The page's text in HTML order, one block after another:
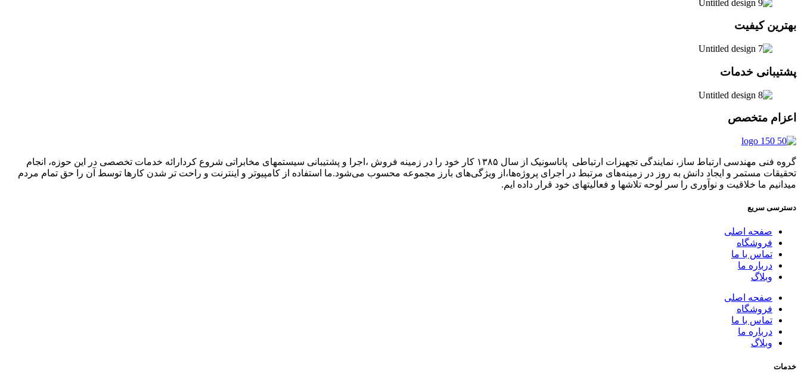
بهترین کیفیت
پشتیبانی خدمات
اعزام متخصص
گروه فنی مهندسی ارتباط ساز، نمایندگی تجهیزات ارتباطی پاناسونیک از سال ۱۳۸۵ کار خود را در زمینه فروش ،اجرا و پشتیبانی سیستمهای مخابراتی شروع کردارائه خدمات تخصصی در این حوزه، انجام
تحقیقات مستمر و ایجاد دانش به‌ روز در زمینه‌های مرتبط در اجرای پروژه‌ها،از ویژگی‌های بارز مجموعه محسوب می‌شود.ما استفاده از کامپیوتر و اینترنت و راحت تر شدن کارها توسط آن را حق تمام مردم
میدانیم ما خلاقیت و نوآوری را سر لوحه تلاشها و فعالیتهای خود قرار داده ایم.
دسترسی سریع
صفحه اصلی
فروشگاه
تماس با ما
درباره ما
وبلاگ
صفحه اصلی
فروشگاه
تماس با ما
درباره ما
وبلاگ
خدمات